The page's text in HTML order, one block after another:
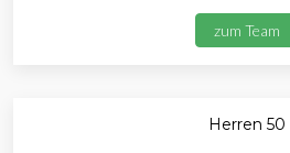
zum Team
Herren 50